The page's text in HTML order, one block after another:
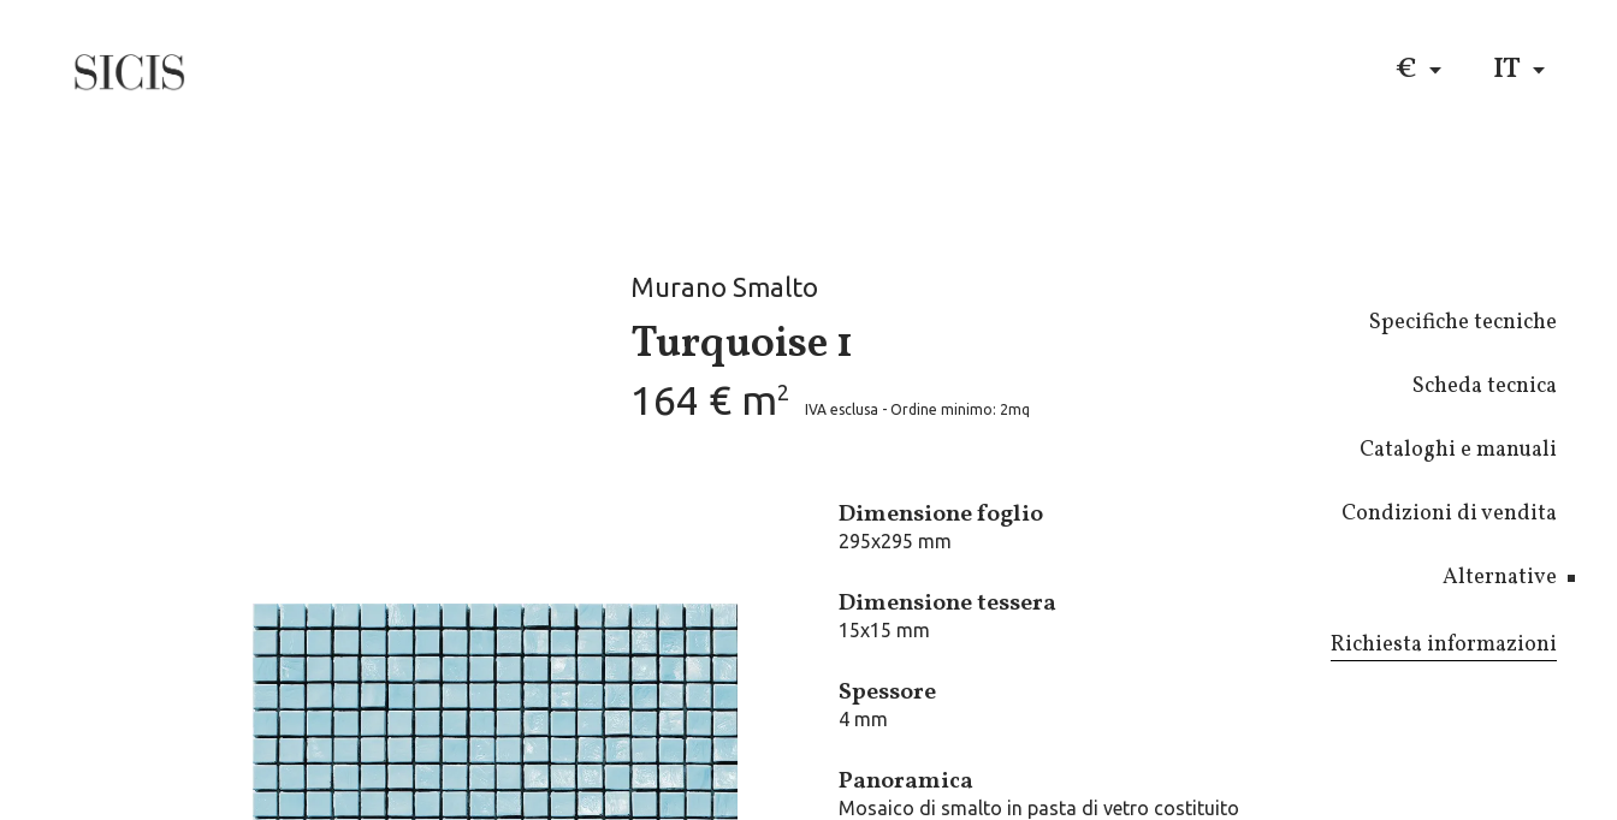
€
$ IT
RU
Specifiche tecniche
Scheda tecnica
Cataloghi e manuali
Condizioni di vendita
Alternative
Richiesta informazioni
Murano Smalto
Turquoise 1
164 € m2
IVA esclusa - Ordine minimo: 2mq
Dimensione foglio
295x295 mm
Dimensione tessera
15x15 mm
Spessore
4 mm
Panoramica
Mosaico di smalto in pasta di vetro costituito